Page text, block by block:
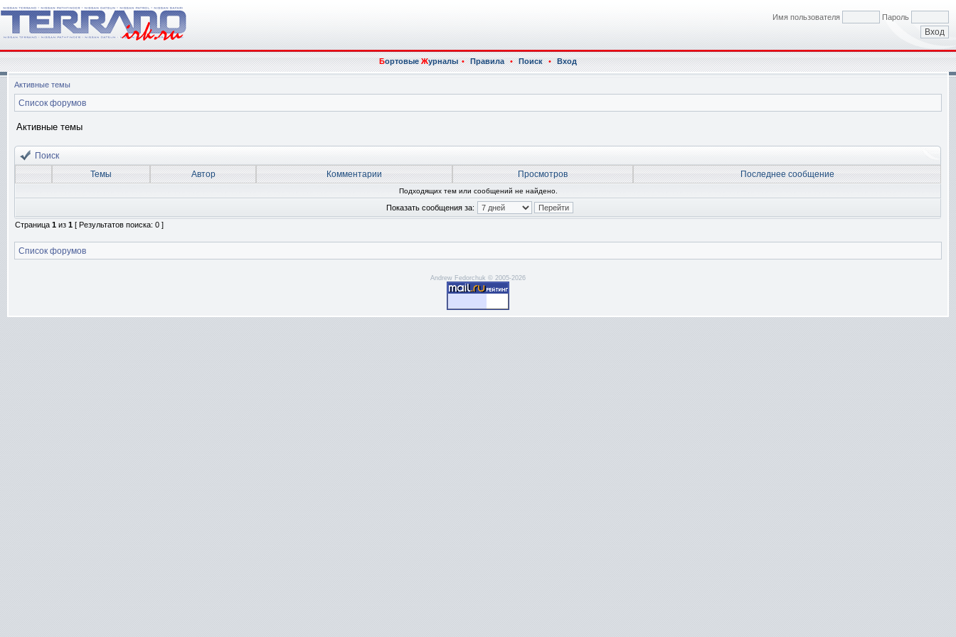
Имя пользователя Пароль
БортовыеЖурналы • Правила • Поиск • Вход
Активные темы
Список форумов
Активные темы
Поиск
Темы
Автор Комментарии Просмотров Последнее сообщение
Подходящих тем или сообщений не найдено.
Показать сообщения за:
Страница 1 из 1 [ Результатов поиска: 0 ]
Список форумов
Andrew Fedorchuk © 2005-2026